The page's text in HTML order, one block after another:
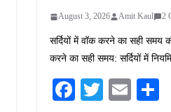
July
खाने के
व्यंजन
August 3, 2026 Amit Kaul 2
सर्दियों में वॉक करने का सही समय
करने का सही समय: सर्दियों में
Fa T
E